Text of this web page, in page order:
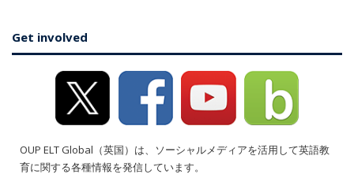
Get involved
OUP ELT Global（英国）は、ソーシャルメディアを活用して英語教
育に関する各種情報を発信しています。